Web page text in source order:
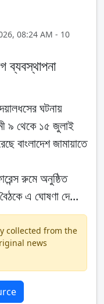
08:24 AM - 10
ব্যবস্থাপনা
ঘটনায়
৯ থেকে ১৫ জুলাই
বাংলাদেশ জামায়াতে
রুমে অনুষ্ঠিত
এ ঘোষণা দে...
collected from the
news